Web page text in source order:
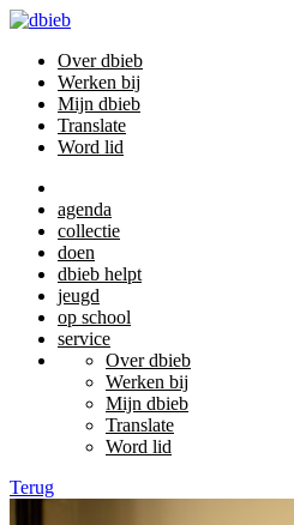
Over dbieb
Werken bij
Mijn dbieb
Translate
Word lid
agenda
collectie
doen
dbieb helpt
jeugd
op school
service
Over dbieb
Werken bij
Mijn dbieb
Translate
Word lid
Terug